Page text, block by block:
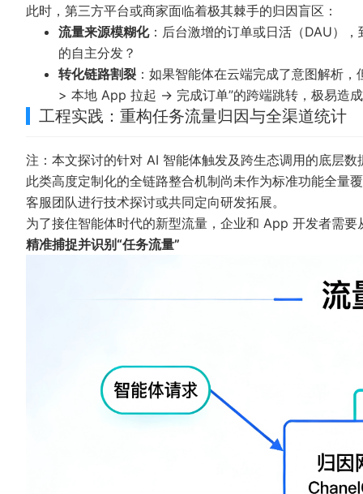
此时，第三方平台或商家面临着极其棘手的归因盲区：
流量来源模糊化：后台激增的订单或日活（DAU）
的自主分发？
转化链路割裂 ：如果智能体在云端完成了意图解析
> 本地 App 拉起 -> 完成订单”的跨端跳转，极易造
工程实践：重构任务流量归因与全渠道统计
注：本文探讨的针对 AI 智能体触发及跨生态调用的底层
此类高度定制化的全链路整合机制尚未作为标准功能全量
客服团队进行技术探讨或共同定向研发拓展。
为了接住智能体时代的新型流量，企业和 App 开发者需
精准捕捉并识别“任务流量”